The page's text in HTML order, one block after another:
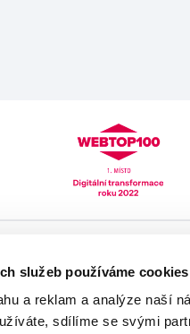
služeb používáme cookies
a reklam a analýze naší
sdílíme se svými
Pomoc